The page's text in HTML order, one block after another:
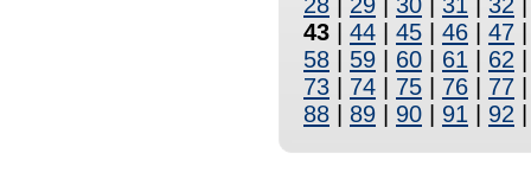
43
44 45 46 47
58
59 60 61 62
73
74 75 76 77
88
89 90 91 92